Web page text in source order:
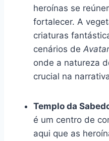
heroínas se
fortalecer. A
criaturas
cenários de Avatar
onde a natureza
crucial na
Templo da
é um centro de
aqui que as